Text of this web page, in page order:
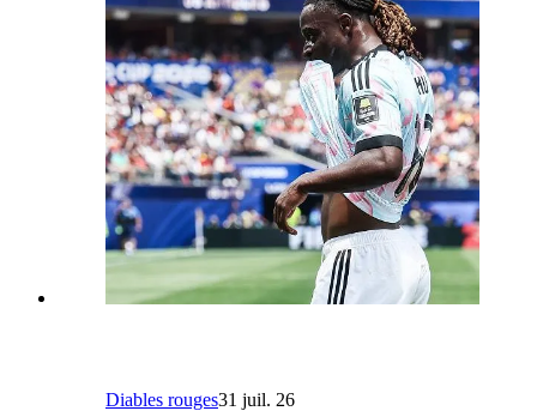
Diables rouges31 juil. 26